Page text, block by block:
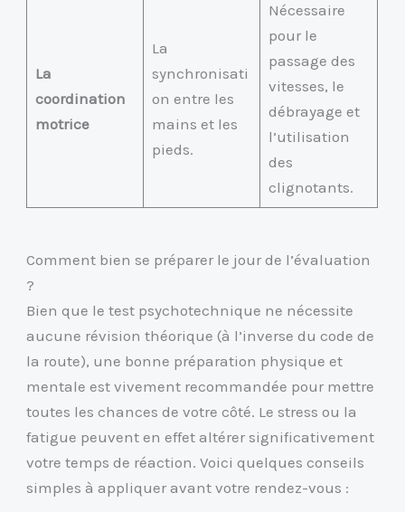
La
coordination
motrice
La
synchronisati
on entre les
mains et les
pieds.
Nécessaire
pour le
passage des
vitesses, le
débrayage et
l’utilisation
des
clignotants.
Comment bien se préparer le jour de l’évaluation
?
Bien que le test psychotechnique ne nécessite
aucune révision théorique (à l’inverse du code de
la route), une bonne préparation physique et
mentale est vivement recommandée pour mettre
toutes les chances de votre côté. Le stress ou la
fatigue peuvent en effet altérer significativement
votre temps de réaction. Voici quelques conseils
simples à appliquer avant votre rendez-vous :